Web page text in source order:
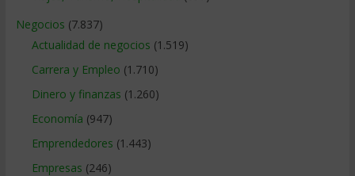
Negocios (7.837)
Actualidad de negocios (1.519)
Carrera y Empleo (1.710)
Dinero y finanzas (1.260)
Economía (947)
Emprendedores (1.443)
Empresas (246)